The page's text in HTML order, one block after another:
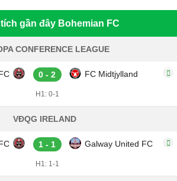
gần đây Bohemian FC
CONFERENCE LEAGUE
0 - 2 FC Midtjylland
H1: 0-1
VĐQG IRELAND
1 - 1 Galway United FC
H1: 1-1